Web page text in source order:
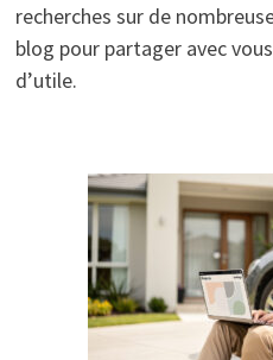
recherches sur de
blog pour partager avec
d’utile.